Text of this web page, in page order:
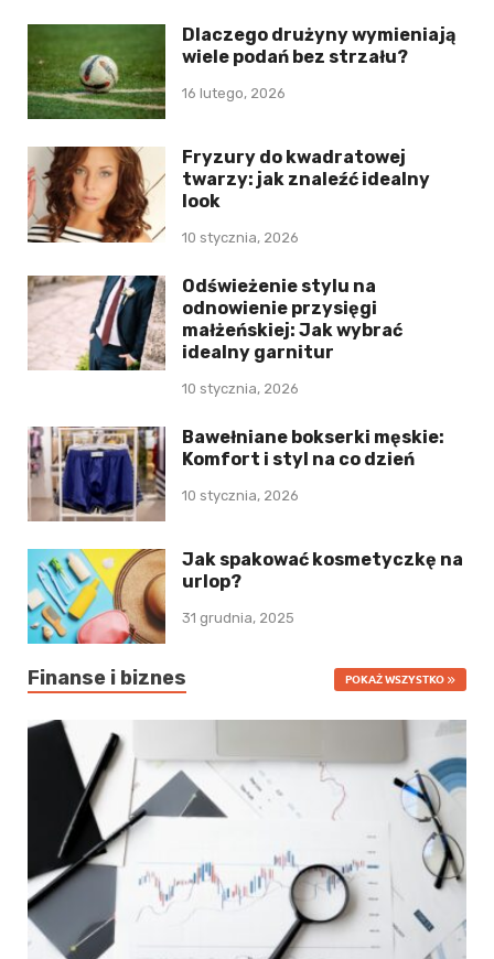
Dlaczego drużyny wymieniają
wiele podań bez strzału?
16 lutego, 2026
Fryzury do kwadratowej
twarzy: jak znaleźć idealny
look
10 stycznia, 2026
Odświeżenie stylu na
odnowienie przysięgi
małżeńskiej: Jak wybrać
idealny garnitur
10 stycznia, 2026
Bawełniane bokserki męskie:
Komfort i styl na co dzień
10 stycznia, 2026
Jak spakować kosmetyczkę na
urlop?
31 grudnia, 2025
Finanse i biznes POKAŻ WSZYSTKO